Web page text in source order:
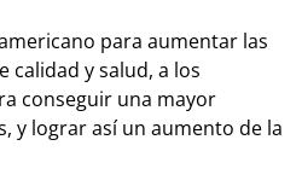
para aumentar las
calidad y salud, a los
conseguir una mayor
y lograr así un aumento de la